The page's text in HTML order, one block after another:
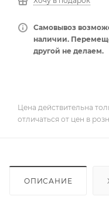
Самовывоз
наличии.
другой не делаем.
Цена действительна
отличаться от цен в
ОПИСАНИЕ